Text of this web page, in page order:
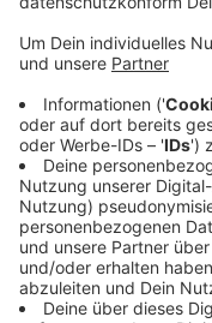
Etwa zwei Monate
Schalenbrunnen
Buden, die
Corneliusplatz wird
hergerichtet, sobald
jetzt noch zu kalt,
Stadt. Wenn das
Corneliusplatz ab
später mit